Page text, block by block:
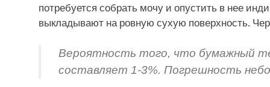
потребуется собрать мочу и опустить в нее
выкладывают на ровную сухую поверхность.
Вероятность того, что бумажный
составляет 1-3%. Погрешность